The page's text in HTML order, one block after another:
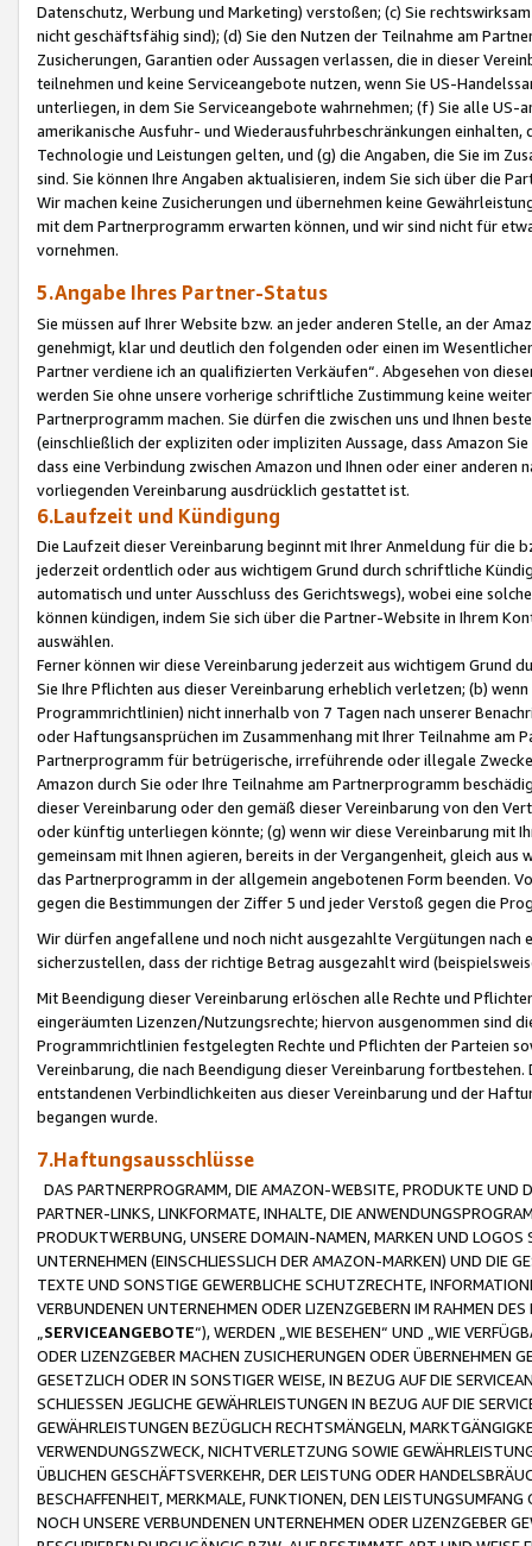
Datenschutz, Werbung und Marketing) verstoßen; (c) Sie
nicht geschäftsfähig sind); (d) Sie den Nutzen der Teilnahme am
Zusicherungen, Garantien oder Aussagen verlassen, die in dieser
teilnehmen und keine Serviceangebote nutzen, wenn Sie US-
unterliegen, in dem Sie Serviceangebote wahrnehmen; (f) Sie alle
amerikanische Ausfuhr- und Wiederausfuhrbeschränkungen
Technologie und Leistungen gelten, und (g) die Angaben, die Sie im
sind. Sie können Ihre Angaben aktualisieren, indem Sie sich über die
Wir machen keine Zusicherungen und übernehmen keine
mit dem Partnerprogramm erwarten können, und wir sind nicht für
vornehmen.
5.Angabe Ihres Partner-Status
Sie müssen auf Ihrer Website bzw. an jeder anderen Stelle, an der
genehmigt, klar und deutlich den folgenden oder einen im
Partner verdiene ich an qualifizierten Verkäufen“. Abgesehen von
werden Sie ohne unsere vorherige schriftliche Zustimmung keine
Partnerprogramm machen. Sie dürfen die zwischen uns und Ihnen
(einschließlich der expliziten oder impliziten Aussage, dass Amazon
dass eine Verbindung zwischen Amazon und Ihnen oder einer
vorliegenden Vereinbarung ausdrücklich gestattet ist.
6.Laufzeit und Kündigung
Die Laufzeit dieser Vereinbarung beginnt mit Ihrer Anmeldung für die
jederzeit ordentlich oder aus wichtigem Grund durch schriftliche
automatisch und unter Ausschluss des Gerichtswegs), wobei eine
können kündigen, indem Sie sich über die Partner-Website in Ihrem
auswählen.
Ferner können wir diese Vereinbarung jederzeit aus wichtigem Grund
Sie Ihre Pflichten aus dieser Vereinbarung erheblich verletzen; (b)
Programmrichtlinien) nicht innerhalb von 7 Tagen nach unserer
oder Haftungsansprüchen im Zusammenhang mit Ihrer Teilnahme am
Partnerprogramm für betrügerische, irreführende oder illegale
Amazon durch Sie oder Ihre Teilnahme am Partnerprogramm
dieser Vereinbarung oder den gemäß dieser Vereinbarung von den
oder künftig unterliegen könnte; (g) wenn wir diese Vereinbarung mit
gemeinsam mit Ihnen agieren, bereits in der Vergangenheit, gleich
das Partnerprogramm in der allgemein angebotenen Form beenden.
gegen die Bestimmungen der Ziffer 5 und jeder Verstoß gegen die
Wir dürfen angefallene und noch nicht ausgezahlte Vergütungen
sicherzustellen, dass der richtige Betrag ausgezahlt wird
Mit Beendigung dieser Vereinbarung erlöschen alle Rechte und
eingeräumten Lizenzen/Nutzungsrechte; hiervon ausgenommen sind
Programmrichtlinien festgelegten Rechte und Pflichten der Parteien
Vereinbarung, die nach Beendigung dieser Vereinbarung
entstandenen Verbindlichkeiten aus dieser Vereinbarung und der
begangen wurde.
7.Haftungsausschlüsse
DAS PARTNERPROGRAMM, DIE AMAZON-WEBSITE, PRODUKTE UND
PARTNER-LINKS, LINKFORMATE, INHALTE, DIE
PRODUKTWERBUNG, UNSERE DOMAIN-NAMEN, MARKEN UND
UNTERNEHMEN (EINSCHLIESSLICH DER AMAZON-MARKEN) UND DIE
TEXTE UND SONSTIGE GEWERBLICHE SCHUTZRECHTE,
VERBUNDENEN UNTERNEHMEN ODER LIZENZGEBERN IM RAHMEN
SERVICEANGEBOTE“), WERDEN „WIE BESEHEN“ UND „WIE
ODER LIZENZGEBER MACHEN ZUSICHERUNGEN ODER ÜBERNEHMEN
GESETZLICH ODER IN SONSTIGER WEISE, IN BEZUG AUF DIE
SCHLIESSEN JEGLICHE GEWÄHRLEISTUNGEN IN BEZUG AUF DIE
GEWÄHRLEISTUNGEN BEZÜGLICH RECHTSMÄNGELN,
VERWENDUNGSZWECK, NICHTVERLETZUNG SOWIE
ÜBLICHEN GESCHÄFTSVERKEHR, DER LEISTUNG ODER
BESCHAFFENHEIT, MERKMALE, FUNKTIONEN, DEN
NOCH UNSERE VERBUNDENEN UNTERNEHMEN ODER LIZENZGEBER